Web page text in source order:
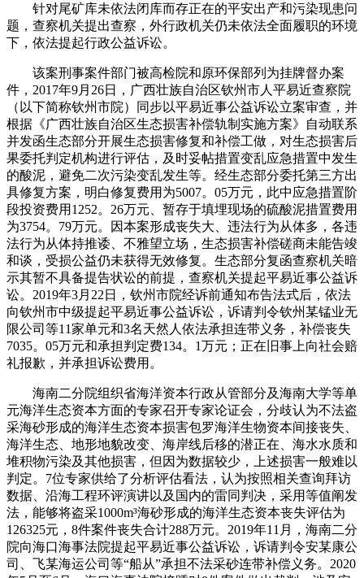
针对尾矿库未依法闭库而存正在的平安出产和污染现患问
题，查察机关提出查察，外行政机关仍未依法全面履职的环境
下，依法提起行政公益诉讼。
该案刑事案件部门被高检院和原环保部列为挂牌督办案
件，2017年9月26日，广西壮族自治区钦州市人平易近查察院
（以下简称钦州市院）同步以平易近事公益诉讼立案审查，并
根据《广西壮族自治区生态损害补偿轨制实施方案》自动联系
并发函生态部分开展生态损害修复和补偿工做，对生态损害后
果委托判定机构进行评估，及时妥帖措置变乱应急措置中发生
的酸泥，避免二次污染变乱发生等。经生态部分委托第三方出
具修复方案，明白修复费用为5007。05万元，此中应急措置阶
段投资费用1252。26万元、暂存于填埋现场的硫酸泥措置费用
为3754。79万元。因本案形成丧失大、违法行为从体多，各违
法行为从体持推诿、不雅望立场，生态损害补偿磋商未能告竣
和谈，受损公益仍未获得无效修复。生态部分复函查察机关暗
示其暂不具备提告状讼的前提，查察机关提起平易近事公益诉
讼。2019年3月22日，钦州市院经诉前通知布告法式后，依法
向钦州市中级提起平易近事公益诉讼，诉请判令钦州某锰业无
限公司等11家单元和3名天然人依法承担连带义务，补偿丧失
7035。05万元和承担判定费134。1万元；正在旧事上向社会赔
礼报歉，并承担诉讼费用。
海南二分院组织省海洋资本行政从管部分及海南大学等单
元海洋生态资本方面的专家召开专家论证会，分歧认为不法盗
采海砂形成的海洋生态资本损害包罗海洋生物资本间接丧失、
海洋生态、地形地貌改变、海岸线后移的潜正在、海水水质和
堆积物污染及其他损害，但因为数据较少，上述损害一般难以
判定。7位专家供给了分析评估看法，认为按照相关查询拜访
数据、沿海工程环评演讲以及国内的雷同判决，采用等值阐发
法，能够将盗采1000m³海砂形成的海洋生态资本丧失评估为
126325元，8件案件丧失合计288万元。2019年11月，海南二分
院向海口海事法院提起平易近事公益诉讼，诉请判令安某康公
司、飞某海运公司等“船从”承担不法采砂连带补偿义务。2020